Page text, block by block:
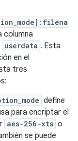
columna
userdata . Esta
en el
tres
define
para encriptar el
aes-256-xts o
se puede